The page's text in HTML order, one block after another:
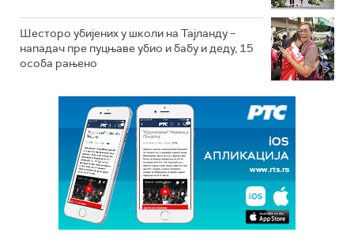
Шесторо убијених у школи на Тајланду –
нападач пре пуцњаве убио и бабу и деду, 15
особа рањено